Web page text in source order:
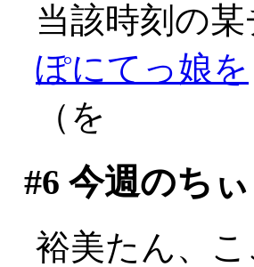
当該時刻の
ぽにてっ娘を
（を
#6 今週のちぃ
裕美たん、